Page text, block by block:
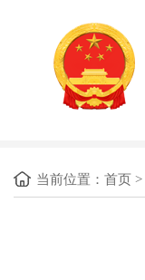
当前位置： 首页 >